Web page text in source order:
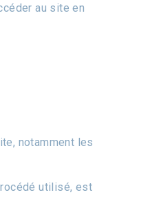
au site en
notamment les
utilisé, est